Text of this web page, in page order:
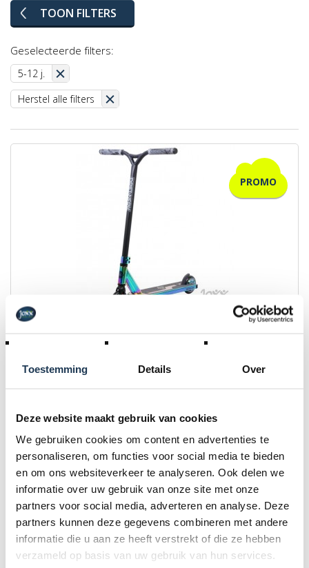
Toestemming Details Over
Deze website maakt gebruik van cookies
We gebruiken cookies om content en advertenties te
personaliseren, om functies voor social media te bieden
en om ons websiteverkeer te analyseren. Ook delen we
informatie over uw gebruik van onze site met onze
partners voor social media, adverteren en analyse. Deze
partners kunnen deze gegevens combineren met andere
informatie die u aan ze heeft verstrekt of die ze hebben
verzameld op basis van uw gebruik van hun services.
TOON FILTERS
Geselecteerde filters:
5-12 j.
Herstel alle filters
PROMO
€ 139,00
PROMO